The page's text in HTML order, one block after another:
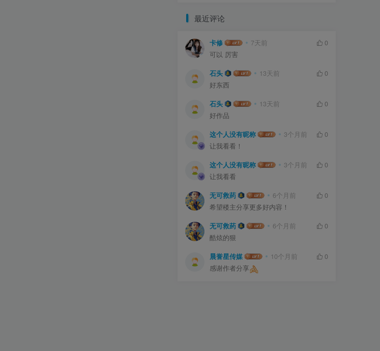
最近评论
卡修 7天前
0
可以 厉害
石头 13天前
0
好东西
石头 13天前
0
好作品
这个人没有昵称 3个月前
0
让我看看！
这个人没有昵称 3个月前
0
让我看看
无可救药 6个月前
0
希望楼主分享更多好内容！
无可救药 6个月前
0
酷炫的狠
晨誉星传媒 10个月前
0
感谢作者分享